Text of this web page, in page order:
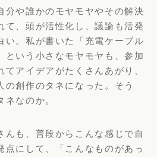
分や誰かのモヤモヤやその解決
て、頭が活性化し、議論も活発
い。私が書いた「充電ケーブル
という小さなモヤモヤも、参加
アイデアがたくさんあがり、
の創作のタネになった。そう
なのか。
んも、普段からこんな感じで自
点にして、「こんなものがあっ